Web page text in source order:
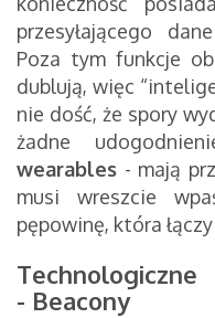
przesyłającego
Poza tym funkcje
dublują, więc
nie dość, że spory
żadne
wearables - mają
musi wreszcie
pępowinę, która
- Beacony